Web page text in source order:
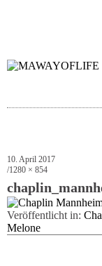
10. April 2017
1280 × 854
Veröffentlicht in:
Melone